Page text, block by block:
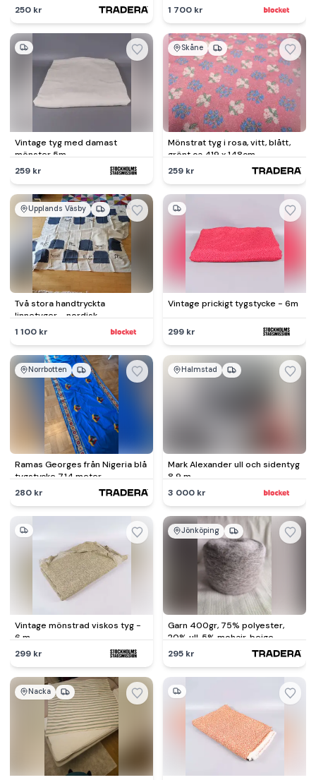
250 kr
1 700 kr
Vintage tyg med damast
mönster 5m
259 kr
Skåne
Mönstrat tyg i rosa, vitt, blått,
grönt ca 419 x 148cm
259 kr
Upplands Väsby
Två stora handtryckta
linnetyger - nordisk
forntidsinspiration
1 100 kr
Vintage prickigt tygstycke - 6m
299 kr
Norrbotten
Ramas Georges från Nigeria blå
tygstycke 7,14 meter
280 kr
Halmstad
Mark Alexander ull och sidentyg
8.9 m
3 000 kr
Vintage mönstrad viskos tyg -
6 m
299 kr
Jönköping
Garn 400gr, 75% polyester,
20% ull, 5% mohair, beige.
295 kr
Nacka